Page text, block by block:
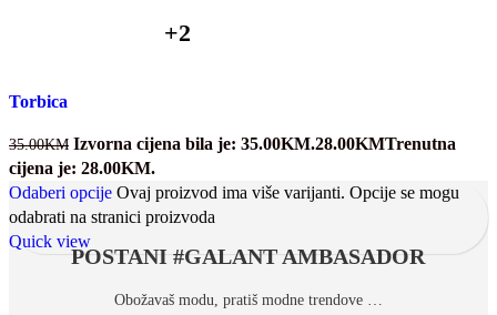
+2
Torbica
35.00KM Izvorna cijena bila je: 35.00KM.28.00KMTrenutna
cijena je: 28.00KM.
Odaberi opcije Ovaj proizvod ima više varijanti. Opcije se mogu
odabrati na stranici proizvoda
Quick view
POSTANI #GALANT AMBASADOR
Obožavaš modu, pratiš modne trendove …